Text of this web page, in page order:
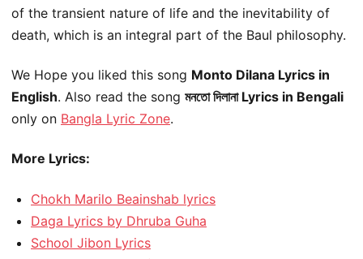
of the transient nature of life and the inevitability of
death, which is an integral part of the Baul philosophy.
We Hope you liked this song Monto Dilana Lyrics in
English. Also read the song মনতো দিলানা Lyrics in Bengali
only on Bangla Lyric Zone.
More Lyrics:
Chokh Marilo Beainshab lyrics
Daga Lyrics by Dhruba Guha
School Jibon Lyrics